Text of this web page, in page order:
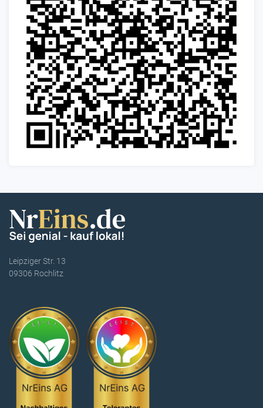
Leipziger Str. 13
09306 Rochlitz